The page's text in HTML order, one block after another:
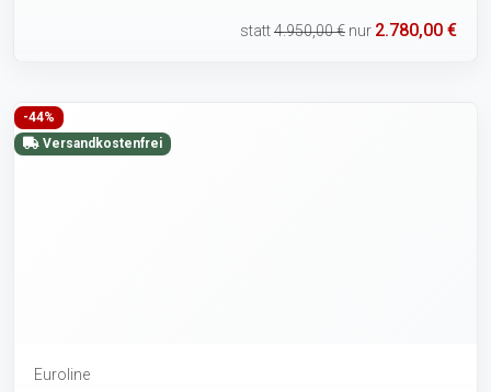
statt4.950,00 € nur 2.780,00 €
-44%
Versandkostenfrei
Euroline